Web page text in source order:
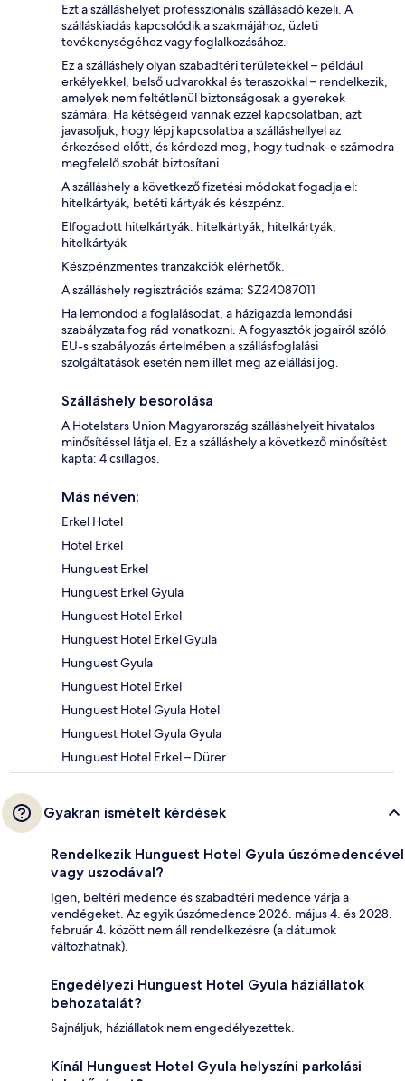
Ezt a szálláshelyet professzionális szállásadó kezeli. A
szálláskiadás kapcsolódik a szakmájához, üzleti
tevékenységéhez vagy foglalkozásához.
Ez a szálláshely olyan szabadtéri területekkel – például
erkélyekkel, belső udvarokkal és teraszokkal – rendelkezik,
amelyek nem feltétlenül biztonságosak a gyerekek
számára. Ha kétségeid vannak ezzel kapcsolatban, azt
javasoljuk, hogy lépj kapcsolatba a szálláshellyel az
érkezésed előtt, és kérdezd meg, hogy tudnak-e számodra
megfelelő szobát biztosítani.
A szálláshely a következő fizetési módokat fogadja el:
hitelkártyák, betéti kártyák és készpénz.
Elfogadott hitelkártyák: hitelkártyák, hitelkártyák,
hitelkártyák
Készpénzmentes tranzakciók elérhetők.
A szálláshely regisztrációs száma: SZ24087011
Ha lemondod a foglalásodat, a házigazda lemondási
szabályzata fog rád vonatkozni. A fogyasztók jogairól szóló
EU-s szabályozás értelmében a szállásfoglalási
szolgáltatások esetén nem illet meg az elállási jog.
Szálláshely besorolása
A Hotelstars Union Magyarország szálláshelyeit hivatalos
minősítéssel látja el. Ez a szálláshely a következő minősítést
kapta: 4 csillagos.
Más néven:
Erkel Hotel
Hotel Erkel
Hunguest Erkel
Hunguest Erkel Gyula
Hunguest Hotel Erkel
Hunguest Hotel Erkel Gyula
Hunguest Gyula
Hunguest Hotel Erkel
Hunguest Hotel Gyula Hotel
Hunguest Hotel Gyula Gyula
Hunguest Hotel Erkel – Dürer
Gyakran ismételt kérdések
Rendelkezik Hunguest Hotel Gyula úszómedencével
vagy uszodával?
Igen, beltéri medence és szabadtéri medence várja a
vendégeket. Az egyik úszómedence 2026. május 4. és 2028.
február 4. között nem áll rendelkezésre (a dátumok
változhatnak).
Engedélyezi Hunguest Hotel Gyula háziállatok
behozatalát?
Sajnáljuk, háziállatok nem engedélyezettek.
Kínál Hunguest Hotel Gyula helyszíni parkolási